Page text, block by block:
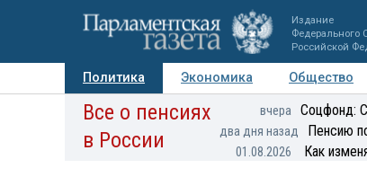
Издание
Федерального
Российской
Политика Экономика Общество
Авторы Персоны Мнения
Все о пенсиях
в России
вчера Соцфонд:
два дня назад Пенсию
01.08.2026 Как